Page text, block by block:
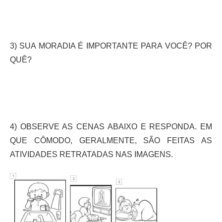
3) SUA MORADIA É IMPORTANTE PARA VOCÊ? POR
QUÊ?
4) OBSERVE AS CENAS ABAIXO E RESPONDA. EM
QUE CÔMODO, GERALMENTE, SÃO FEITAS AS
ATIVIDADES RETRATADAS NAS IMAGENS.